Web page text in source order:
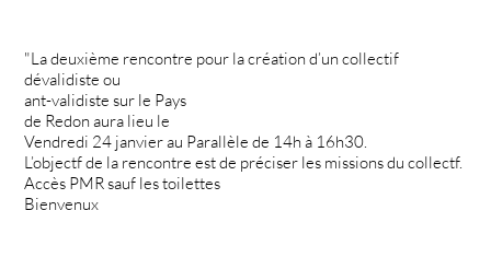
"La deuxième rencontre pour la création d’un collectif
dévalidiste ou
ant-validiste sur le Pays
de Redon aura lieu le
Vendredi 24 janvier au Parallèle de 14h à 16h30.
L’objectf de la rencontre est de préciser les missions du collectf.
Accès PMR sauf les toilettes
Bienvenux